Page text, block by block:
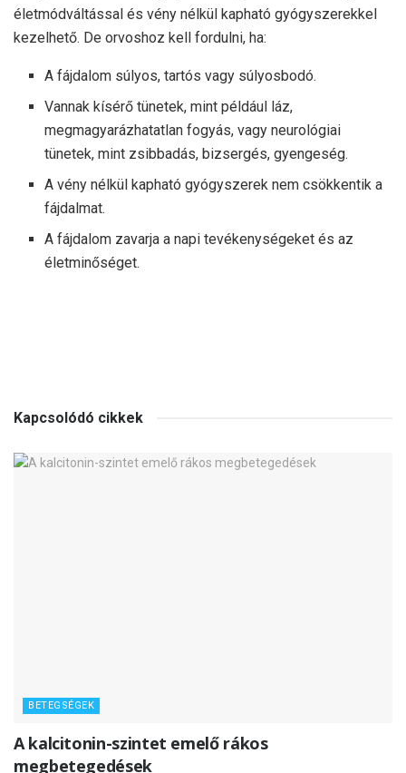
életmódváltással és vény nélkül kapható gyógyszerekkel
kezelhető. De orvoshoz kell fordulni, ha:
A fájdalom súlyos, tartós vagy súlyosbodó.
Vannak kísérő tünetek, mint például láz,
megmagyarázhatatlan fogyás, vagy neurológiai
tünetek, mint zsibbadás, bizsergés, gyengeség.
A vény nélkül kapható gyógyszerek nem csökkentik a
fájdalmat.
A fájdalom zavarja a napi tevékenységeket és az
életminőséget.
Kapcsolódó cikkek
BETEGSÉGEK
A kalcitonin-szintet emelő rákos
megbetegedések